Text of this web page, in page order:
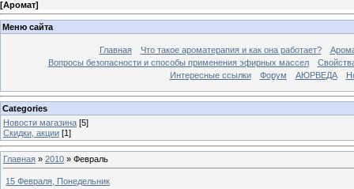
[Аромат]
Меню сайта
Главная Что такое ароматерапия и как она работает?
Вопросы безопасности и способы применения эфирных массел
Интересные ссылки
Форум АЮРВЕДА
Categories
Новости магазина [5]
Скидки, акции [1]
Главная » 2010 » Февраль
15 Февраля, Понедельник